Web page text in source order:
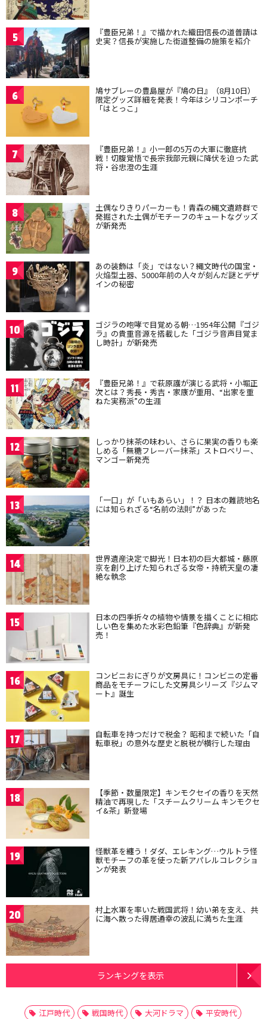
5 『豊臣兄弟！』で描かれた織田信長の道普請は
史実？信長が実施した街道整備の施策を紹介
6 鳩サブレーの豊島屋が『鳩の日』（8月10日）
限定グッズ詳細を発表！今年はシリコンポーチ
「はとっこ」
7 『豊臣兄弟！』小一郎の5万の大軍に徹底抗
戦！切腹覚悟で長宗我部元親に降伏を迫った武
将・谷忠澄の生涯
8 土偶なりきりパーカーも！青森の縄文遺跡群で
発掘された土偶がモチーフのキュートなグッズ
が新発売
9 あの装飾は「炎」ではない？縄文時代の国宝・
火焔型土器、5000年前の人々が刻んだ謎とデザ
インの秘密
10 ゴジラの咆哮で目覚める朝…1954年公開『ゴジ
ラ』の貴重音源を搭載した「ゴジラ音声目覚ま
し時計」が新発売
11 『豊臣兄弟！』で萩原護が演じる武将・小堀正
次とは？秀長・秀吉・家康が重用、“出家を重
ねた実務派”の生涯
12 しっかり抹茶の味わい、さらに果実の香りも楽
しめる「無糖フレーバー抹茶」ストロベリー、
マンゴー新発売
13 「一口」が「いもあらい」！？ 日本の難読地名
には知られざる“名前の法則”があった
14 世界遺産決定で脚光！日本初の巨大都城・藤原
京を創り上げた知られざる女帝・持統天皇の凄
絶な執念
15 日本の四季折々の植物や情景を描くことに相応
しい色を集めた水彩色鉛筆『色辞典』が新発
売！
16 コンビニおにぎりが文房具に！コンビニの定番
商品をモチーフにした文房具シリーズ『ジムマ
ート』誕生
17 自転車を持つだけで税金？ 昭和まで続いた「自
転車税」の意外な歴史と脱税が横行した理由
18 【季節・数量限定】キンモクセイの香りを天然
精油で再現した「スチームクリーム キンモクセ
イ&茶」新登場
19 怪獣革を纏う！ダダ、エレキング…ウルトラ怪
獣モチーフの革を使った新アパレルコレクショ
ンが発表
20 村上水軍を率いた戦国武将！幼い弟を支え、共
に海へ散った得居通幸の波乱に満ちた生涯
ランキングを表示
江戸時代 戦国時代 大河ドラマ
平安時代